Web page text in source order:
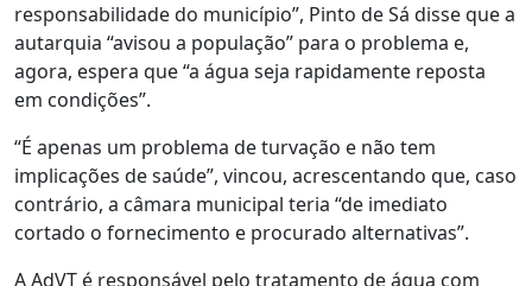
responsabilidade do município”, Pinto de Sá disse que a
autarquia “avisou a população” para o problema e,
agora, espera que “a água seja rapidamente reposta
em condições”.
“É apenas um problema de turvação e não tem
implicações de saúde”, vincou, acrescentando que, caso
contrário, a câmara municipal teria “de imediato
cortado o fornecimento e procurado alternativas”.
A AdVT é responsável pelo tratamento de água com